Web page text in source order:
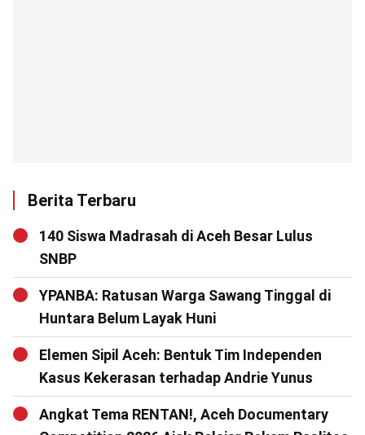
Berita Terbaru
140 Siswa Madrasah di Aceh Besar Lulus
SNBP
YPANBA: Ratusan Warga Sawang Tinggal di
Huntara Belum Layak Huni
Elemen Sipil Aceh: Bentuk Tim Independen
Kasus Kekerasan terhadap Andrie Yunus
Angkat Tema RENTAN!, Aceh Documentary